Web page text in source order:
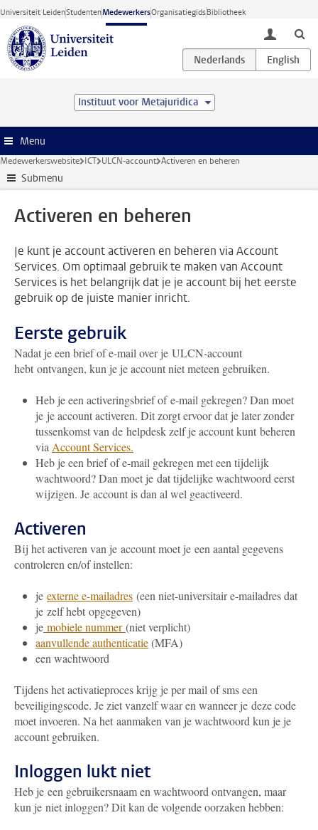
Ga direct naar de inhoud
Universiteit LeidenStudentenMedewerkersOrganisatiegidsBibliotheek
toggle
Instituut voor Metajuridica
Menu
Medewerkerswebsite ICT ULCN-account Activeren en beheren
Submenu
Activeren en beheren
Je kunt je account activeren en beheren via Account
Services. Om optimaal gebruik te maken van Account
Services is het belangrijk dat je je account bij het eerste
gebruik op de juiste manier inricht.
Eerste gebruik
Nadat je een brief of e-mail over je ULCN-account
hebt ontvangen, kun je je account niet meteen gebruiken.
Heb je een activeringsbrief of e-mail gekregen? Dan moet
je je account activeren. Dit zorgt ervoor dat je later zonder
tussenkomst van de helpdesk zelf je account kunt beheren
via Account Services.
Heb je een brief of e-mail gekregen met een tijdelijk
wachtwoord? Dan moet je dat tijdelijke wachtwoord eerst
wijzigen. Je account is dan al wel geactiveerd.
Activeren
Bij het activeren van je account moet je een aantal gegevens
controleren en/of instellen:
je externe e-mailadres (een niet-universitair e-mailadres dat
je zelf hebt opgegeven)
je mobiele nummer(niet verplicht)
aanvullende authenticatie(MFA)
een wachtwoord
Tijdens het activatieproces krijg je per mail of sms een
beveiligingscode. Je ziet vanzelf waar en wanneer je deze code
moet invoeren. Na het aanmaken van je wachtwoord kun je je
account gebruiken.
Inloggen lukt niet
Heb je een gebruikersnaam en wachtwoord ontvangen, maar
kun je niet inloggen? Dit kan de volgende oorzaken hebben: